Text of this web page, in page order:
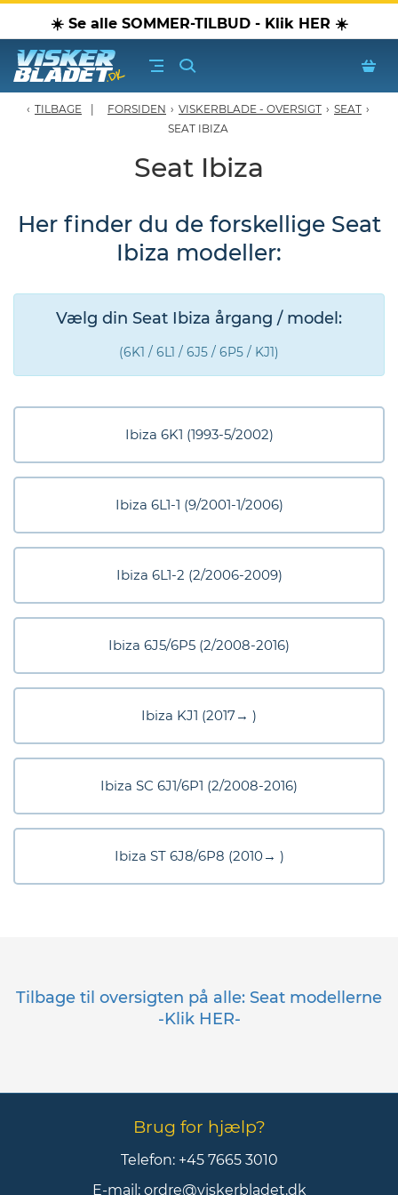
☀️ Se alle SOMMER-TILBUD - Klik HER ☀️
olier & spray
Produkter
TILBAGE FORSIDEN › VISKERBLADE - OVERSIGT › SEAT ›
SEAT IBIZA
Seat Ibiza
Her finder du de forskellige Seat
Ibiza modeller:
Vælg din Seat Ibiza årgang / model:
(6K1 / 6L1 / 6J5 / 6P5 / KJ1)
Ibiza 6K1 (1993-5/2002)
Ibiza 6L1-1 (9/2001-1/2006)
Ibiza 6L1-2 (2/2006-2009)
Ibiza 6J5/6P5 (2/2008-2016)
Ibiza KJ1 (2017→ )
Ibiza SC 6J1/6P1 (2/2008-2016)
Ibiza ST 6J8/6P8 (2010→ )
Tilbage til oversigten på alle: Seat modellerne
-Klik HER-
Brug for hjælp?
Telefon: +45 7665 3010
E-mail: ordre@viskerbladet.dk